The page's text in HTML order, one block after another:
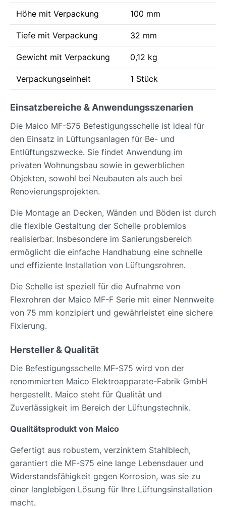
Höhe mit Verpackung 100 mm
Tiefe mit Verpackung 32 mm
Gewicht mit Verpackung 0,12 kg
Verpackungseinheit 1 Stück
Einsatzbereiche & Anwendungsszenarien
Die Maico MF-S75 Befestigungsschelle ist ideal für
den Einsatz in Lüftungsanlagen für Be- und
Entlüftungszwecke. Sie findet Anwendung im
privaten Wohnungsbau sowie in gewerblichen
Objekten, sowohl bei Neubauten als auch bei
Renovierungsprojekten.
Die Montage an Decken, Wänden und Böden ist durch
die flexible Gestaltung der Schelle problemlos
realisierbar. Insbesondere im Sanierungsbereich
ermöglicht die einfache Handhabung eine schnelle
und effiziente Installation von Lüftungsrohren.
Die Schelle ist speziell für die Aufnahme von
Flexrohren der Maico MF-F Serie mit einer Nennweite
von 75 mm konzipiert und gewährleistet eine sichere
Fixierung.
Hersteller & Qualität
Die Befestigungsschelle MF-S75 wird von der
renommierten Maico Elektroapparate-Fabrik GmbH
hergestellt. Maico steht für Qualität und
Zuverlässigkeit im Bereich der Lüftungstechnik.
Qualitätsprodukt von Maico
Gefertigt aus robustem, verzinktem Stahlblech,
garantiert die MF-S75 eine lange Lebensdauer und
Widerstandsfähigkeit gegen Korrosion, was sie zu
einer langlebigen Lösung für Ihre Lüftungsinstallation
macht.